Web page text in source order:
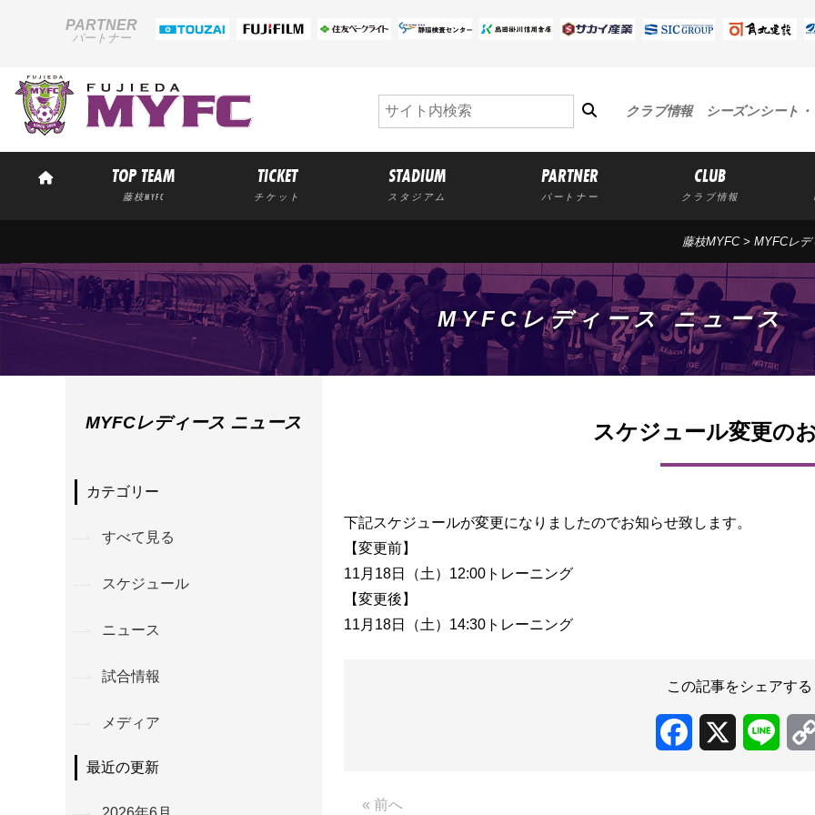
PARTNER
パートナー
クラブ情報 シーズンシート
TOP TEAM
藤枝MYFC
TICKET
チケット
STADIUM
スタジアム
PARTNER
パートナー
CLUB
クラブ情報
藤枝MYFC> MYFCレデ
MYFCレディース ニュース
スケジュール変更の
下記スケジュールが変更になりましたのでお知らせ致します。
【変更前】
11月18日（土）12:00トレーニング
【変更後】
11月18日（土）14:30トレーニング
この記事をシェアする
Facebook Line
« 前へ
MYFCレディース ニュース
カテゴリー
すべて見る
スケジュール
ニュース
試合情報
メディア
最近の更新